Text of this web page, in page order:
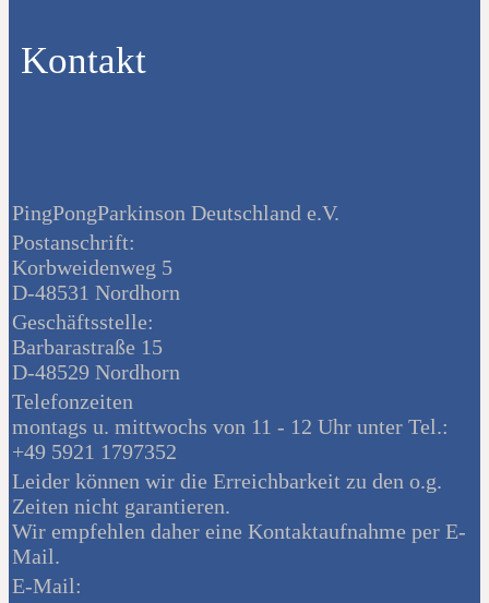
Kontakt
PingPongParkinson Deutschland e.V.
Postanschrift:
Korbweidenweg 5
D-48531 Nordhorn
Geschäftsstelle:
Barbarastraße 15
D-48529 Nordhorn
Telefonzeiten
montags u. mittwochs von 11 - 12 Uhr unter Tel.:
+49 5921 1797352
Leider können wir die Erreichbarkeit zu den o.g.
Zeiten nicht garantieren.
Wir empfehlen daher eine Kontaktaufnahme per E-
Mail.
E-Mail: